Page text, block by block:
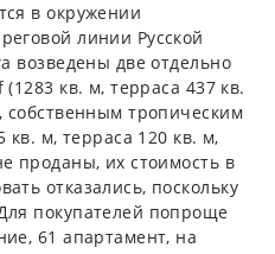
в окружении
линии Русской
возведены две отдельно
кв. м, терраса 437 кв.
собственным тропическим
кв. м, терраса 120 кв. м,
проданы, их стоимость в
отказались, поскольку
покупателей попроще
61 апартамент, на